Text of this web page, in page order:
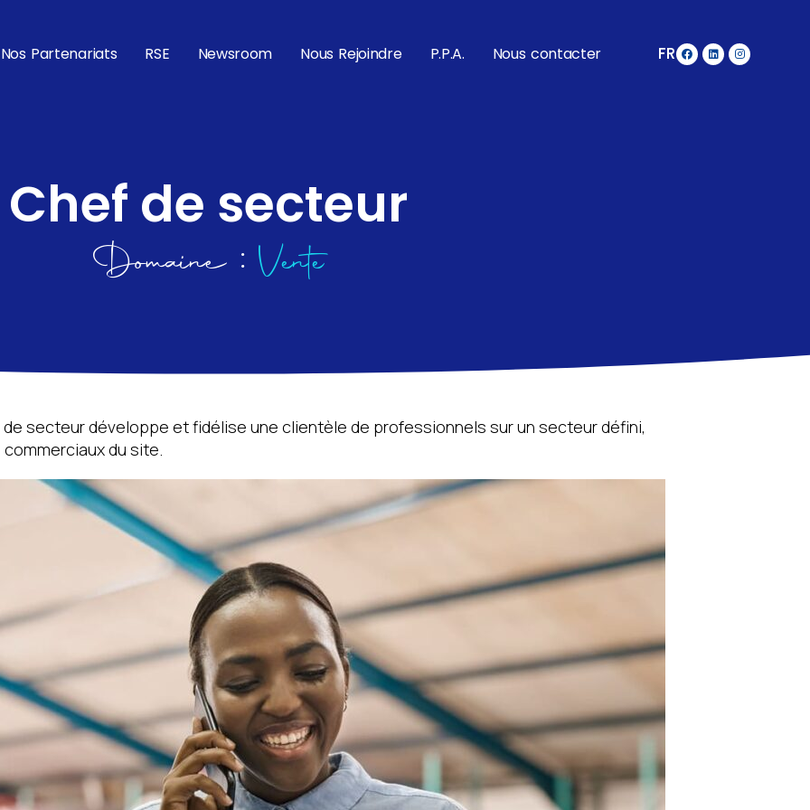
Nos Partenariats RSE Newsroom Nous Rejoindre P.P.A. Nous contacter FR
Chef de secteur
Domaine : Vente
de secteur développe et fidélise une clientèle de professionnels sur un secteur défini,
du site.